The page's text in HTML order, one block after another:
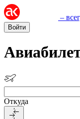
–
Войти
Откуда